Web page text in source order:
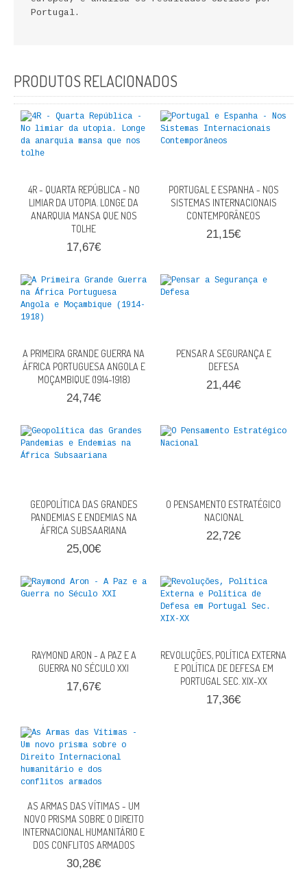
COLEÇÃO ATENA
OUTROS TEMAS
QUEM SOMOS
PROMOÇÕES
VER CARRINHO
CONTACTOS
Portugal.
PRODUTOS RELACIONADOS
4R - QUARTA REPÚBLICA - NO
LIMIAR DA UTOPIA. LONGE DA
ANARQUIA MANSA QUE NOS
TOLHE
17,67€
PORTUGAL E ESPANHA - NOS
SISTEMAS INTERNACIONAIS
CONTEMPORÂNEOS
21,15€
A PRIMEIRA GRANDE GUERRA NA
ÁFRICA PORTUGUESA ANGOLA E
MOÇAMBIQUE (1914-1918)
24,74€
PENSAR A SEGURANÇA E
DEFESA
21,44€
GEOPOLÍTICA DAS GRANDES
PANDEMIAS E ENDEMIAS NA
ÁFRICA SUBSAARIANA
25,00€
O PENSAMENTO ESTRATÉGICO
NACIONAL
22,72€
RAYMOND ARON - A PAZ E A
GUERRA NO SÉCULO XXI
17,67€
REVOLUÇÕES, POLÍTICA EXTERNA
E POLÍTICA DE DEFESA EM
PORTUGAL SEC. XIX-XX
17,36€
AS ARMAS DAS VÍTIMAS - UM
NOVO PRISMA SOBRE O DIREITO
INTERNACIONAL HUMANITÁRIO E
DOS CONFLITOS ARMADOS
30,28€